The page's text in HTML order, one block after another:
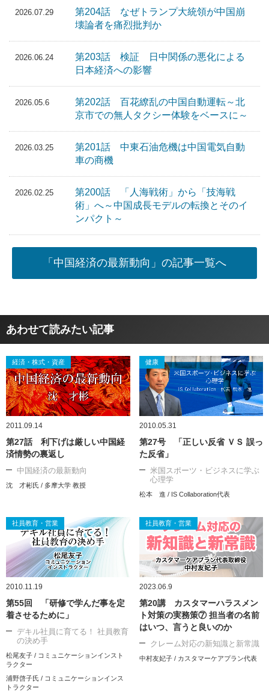
2026.07.29
第204話 なぜトランプ大統領が中国崩
壊論者を痛烈批判か
2026.06.24
第203話 検証 日中関係の悪化による
日本経済への影響
2026.05.6
第202話 百花繚乱の中国自動運転～北
京市での無人タクシー体験をベースに～
2026.03.25
第201話 中東石油危機は中国電気自動
車の商機
2026.02.25
第200話 「人海戦術」から「技海戦
術」へ～中国成長モデルの転換とそのイ
ンパクト～
「中国経済の最新動向」の記事一覧へ
あわせて読みたい記事
経済・株式・資産
2011.09.14
第27話 利下げは厳しい中国経
済情勢の裏返し
中国経済の最新動向
沈 才彬氏 / 多摩大学 教授
健康
2010.05.31
第27号 「正しい反省 ＶＳ 誤っ
た反省」
米国スポーツ・ビジネスに学ぶ
心理学
松本 進 / IS Collaboration代表
社員教育・営業
2010.11.19
第55回 「研修で学んだ事を定
着させるために」
デキル社員に育てる！ 社員教育
の決め手
松尾友子 / コミュニケーションインスト
ラクター
浦野啓子氏 / コミュニケーションインス
トラクター
社員教育・営業
2023.06.9
第20講 カスタマーハラスメン
ト対策の実務策⑦ 担当者の名前
はいつ、言うと良いのか
クレーム対応の新知識と新常識
中村友妃子 / カスタマーケアプラン代表